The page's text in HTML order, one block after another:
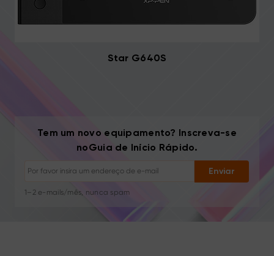
Star G640S
Tem um novo equipamento? Inscreva-se
noGuia de Início Rápido.
Enviar
Tutoriais de desenho
Dicas e resolução de problemas
Histórias de artistas e inspiração
1–2 e-mails/mês, nunca spam
Seu e-mail é usado apenas para o conteúdo solicitado
Cancelar inscrição: Um clique a qualquer momento